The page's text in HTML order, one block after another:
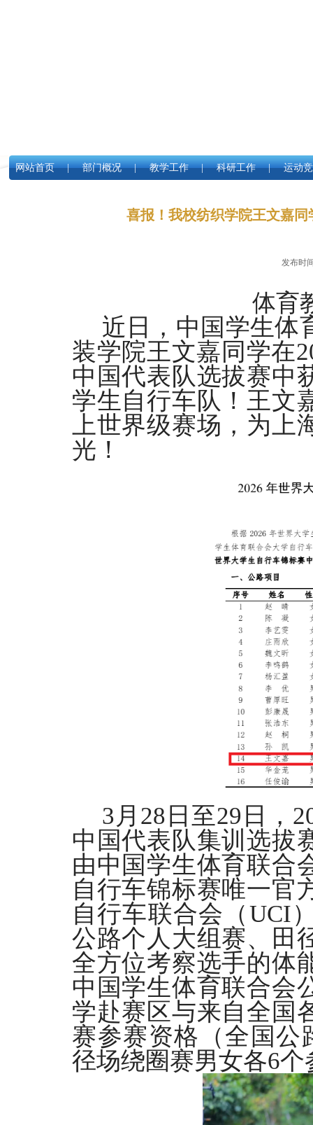
网站首页 | 部门概况 | 教学工作 | 科研工作 | 运动
喜报！我校纺织学院王文嘉
发布时
体育
近日，中国学生体
装学院王文嘉同学在
中国代表队选拔赛中
学生自行车队！王文
上世界级赛场，为上
光！
3 月 28 日至29 日，
中国代表队集训选拔
由中国学生体育联合
自行车锦标赛唯一官
自行车联合会（UCI
公路个人大组赛、田
全方位考察选手的体
中国学生体育联合会
学赴赛区与来自全国
赛参赛资格（全国公
径场绕圈赛男女各6个